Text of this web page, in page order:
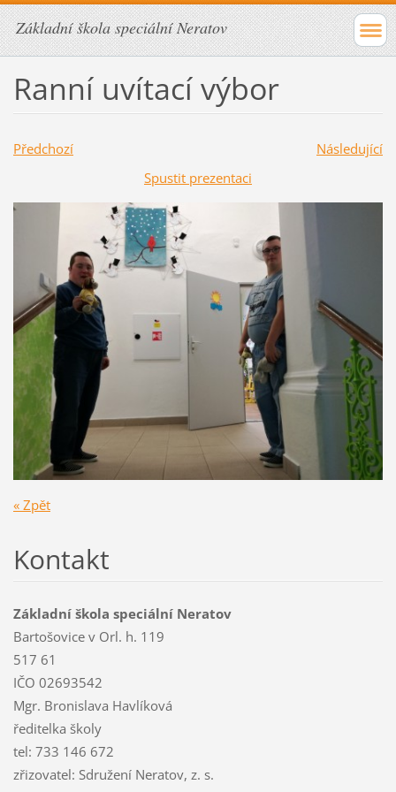
Základní škola speciální Neratov
Ranní uvítací výbor
Předchozí
Následující
Spustit prezentaci
« Zpět
Kontakt
Základní škola speciální Neratov
Bartošovice v Orl. h. 119
517 61
IČO 02693542
Mgr. Bronislava Havlíková
ředitelka školy
tel: 733 146 672
zřizovatel: Sdružení Neratov, z. s.